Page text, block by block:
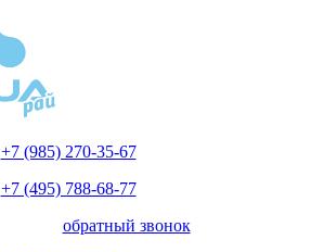
+7 (985) 270-35-67
+7 (495) 788-68-77
обратный звонок